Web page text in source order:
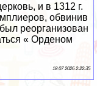
и в 1312 г.
обвинив
реорганизован
« Орденом
18 07 2026 2:22:35